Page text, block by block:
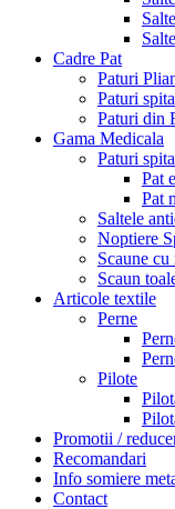
Cadre Pat
Paturi
Paturi
Paturi din
Gama Medicala
Paturi
Pat
Pat
Saltele
Noptiere
Scaune
Scaun
Articole textile
Perne
Pilote
Promotii /
Recomandari
Info somiere
Contact